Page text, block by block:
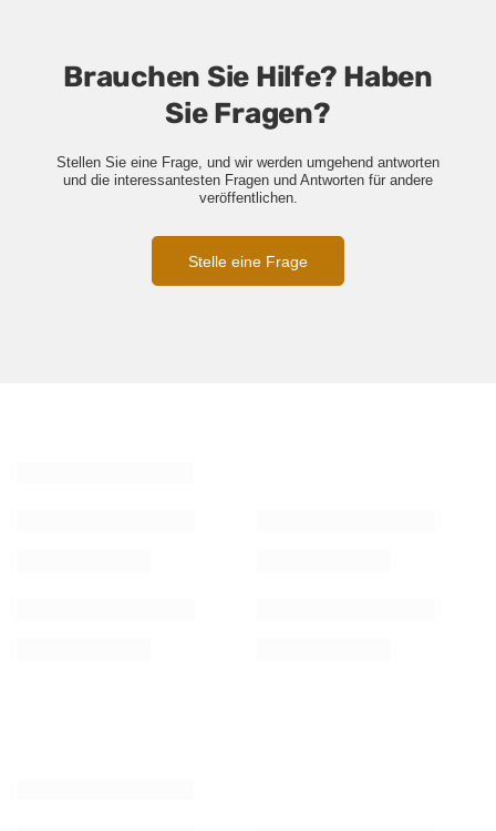
Brauchen Sie Hilfe? Haben
Sie Fragen?
Stellen Sie eine Frage, und wir werden umgehend antworten
und die interessantesten Fragen und Antworten für andere
veröffentlichen.
Stelle eine Frage